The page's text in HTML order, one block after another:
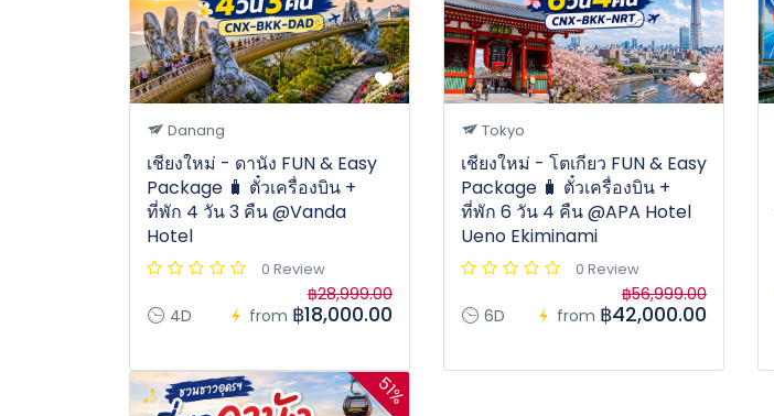
Danang
เชียงใหม่ - ดานัง FUN & Easy
Package 🧳 ตั๋วเครื่องบิน +
ที่พัก 4 วัน 3 คืน @Vanda
Hotel
0 Review
4D from
฿28,999.00
฿18,000.00
Tokyo
เชียงใหม่ - โตเกียว FUN & Easy
Package 🧳 ตั๋วเครื่องบิน +
ที่พัก 6 วัน 4 คืน @APA Hotel
Ueno Ekiminami
0 Review
6D from
฿56,999.00
฿42,000.00
51%